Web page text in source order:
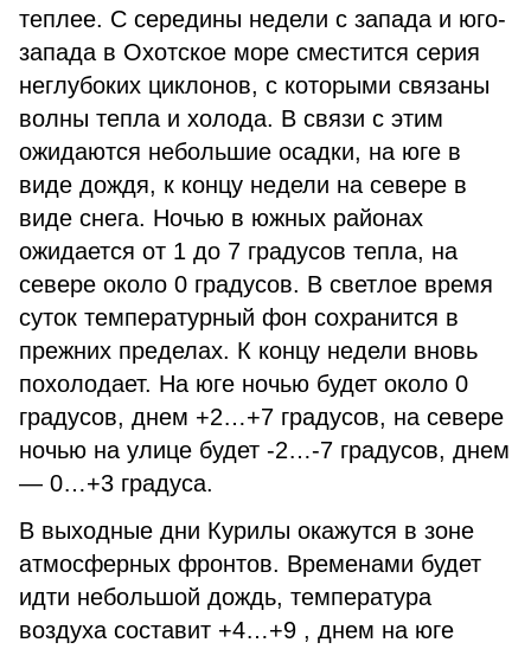
теплее. С середины недели с запада и юго-
запада в Охотское море сместится серия
неглубоких циклонов, с которыми связаны
волны тепла и холода. В связи с этим
ожидаются небольшие осадки, на юге в
виде дождя, к концу недели на севере в
виде снега. Ночью в южных районах
ожидается от 1 до 7 градусов тепла, на
севере около 0 градусов. В светлое время
суток температурный фон сохранится в
прежних пределах. К концу недели вновь
похолодает. На юге ночью будет около 0
градусов, днем +2…+7 градусов, на севере
ночью на улице будет -2…-7 градусов, днем
— 0…+3 градуса.
В выходные дни Курилы окажутся в зоне
атмосферных фронтов. Временами будет
идти небольшой дождь, температура
воздуха составит +4…+9 , днем на юге